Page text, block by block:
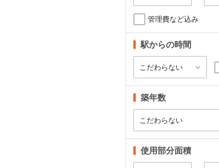
管理費など込み
駅からの時間
築年数
使用部分面積